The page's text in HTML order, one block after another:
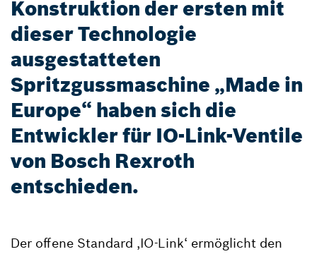
Konstruktion der ersten mit
dieser Technologie
ausgestatteten
Spritzgussmaschine „Made in
Europe“ haben sich die
Entwickler für IO-Link-Ventile
von Bosch Rexroth
entschieden.
Der offene Standard ‚IO-Link‘ ermöglicht den